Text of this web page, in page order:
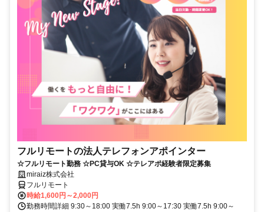
フルリモートの法人テレフォンアポインター
☆フルリモート勤務 ☆PC貸与OK ☆テレアポ経験者限定募集
miraiz株式会社
フルリモート
時給1,600円～2,000円
勤務時間詳細 9:30～18:00 実働7.5h 9:00～17:30 実働7.5h 9:00～